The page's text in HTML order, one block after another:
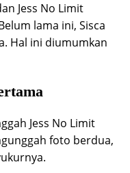
Jess No Limit
lama ini, Sisca
Hal ini diumumkan
Jess No Limit
foto berdua,